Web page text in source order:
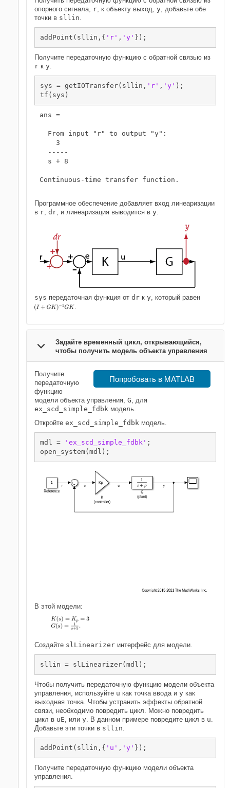
опорного сигнала, r, к объекту выход, y, добавьте обе
точки в sllin.
addPoint(sllin,{ 'r' , 'y'
Получите передаточную функцию с обратной связью из
r к y.
sys = getIOTransfer(sllin, 'r' , 'y' );
ans =
  From input "r" to output "y":
    3
  -----
  s + 8
Continuous-time transfer function.
Программное обеспечение добавляет вход линеаризации
в r, dr, и линеаризация выводится в y.
sys передаточная функция от dr к y, который равен
.
Задайте временный цикл, открывающийся,
чтобы получить модель объекта управления
Попробовать в MATLAB
Получите
передаточную
функцию
модели объекта управления, G, для
ex_scd_simple_fdbk модель.
Откройте ex_scd_simple_fdbk модель.
mdl = 'ex_scd_simple_fdbk' ;
В этой модели:
Создайте slLinearizer интерфейс для модели.
Чтобы получить передаточную функцию модели объекта
управления, используйте u как точка ввода и y как
выходная точка. Чтобы устранить эффекты обратной
связи, необходимо повредить цикл. Можно повредить
цикл в uE, или y. В данном примере повредите цикл в u.
Добавьте эти точки в sllin.
addPoint(sllin,{ 'u' , 'y'
Получите передаточную функцию модели объекта
управления.